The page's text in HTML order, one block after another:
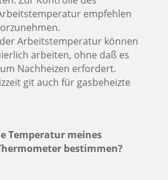
empfehlen
Arbeitstemperatur können
arbeiten, ohne daß es
Nachheizen erfordert.
git auch für gasbeheizte
Temperatur meines
bestimmen?